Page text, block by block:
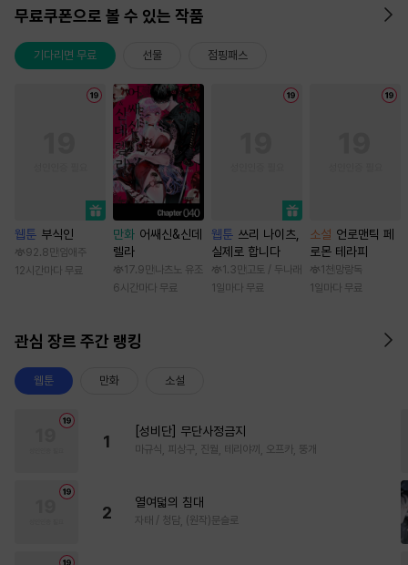
무료쿠폰으로 볼 수 있는 작품
기다리면 무료 선물 점핑패스
웹툰 부식인
92.8만 임애주
12시간마다 무료
만화 어쌔신&신데
렐라
17.9만 나츠노 유조
6시간마다 무료
웹툰 쓰리 나이츠,
실제로 합니다
1.3만 고토 / 두나래
1일마다 무료
소설 언로맨틱 페
로몬 테라피
1천 망랑독
1일마다 무료
관심 장르 주간 랭킹
웹툰 만화 소설
1
[성비단] 무단사정금지
마규식, 피상구, 진월, 테리야끼, 오프카, 뚱개
2
열여덟의 침대
자태 / 청담, (원작)문슬로